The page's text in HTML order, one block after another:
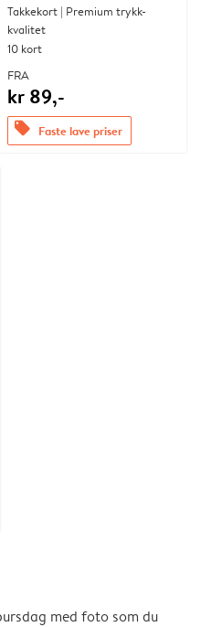
Takkekort | Premium trykk-
kvalitet
10 kort
FRA
kr 89,-
offers Faste lave priser
med foto som du